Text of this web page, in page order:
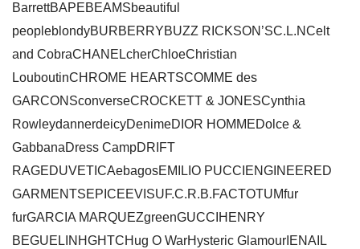
BarrettBAPEBEAMSbeautiful
peopleblondyBURBERRYBUZZ RICKSON’SC.L.NCelt
and CobraCHANELcherChloeChristian
LouboutinCHROME HEARTSCOMME des
GARCONSconverseCROCKETT & JONESCynthia
RowleydannerdeicyDenimeDIOR HOMMEDolce &
GabbanaDress CampDRIFT
RAGEDUVETICAebagosEMILIO PUCCIENGINEERED
GARMENTSEPICEEVISUF.C.R.B.FACTOTUMfur
furGARCIA MARQUEZgreenGUCCIHENRY
BEGUELINHGHTCHug O WarHysteric GlamourIENAIL